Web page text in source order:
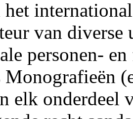
het
van diverse
personen-
Monografieën
elk onderdeel